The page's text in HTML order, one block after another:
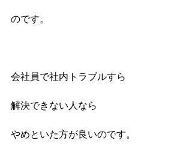
のです。
会社員で社内トラブルすら
解決できない人なら
やめといた方が良いのです。